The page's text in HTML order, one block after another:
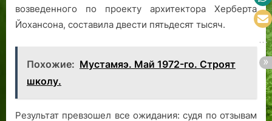
возведенного по проекту архитектора Херберта
Йохансона, составила двести пятьдесят тысяч.
Похожие: Мустамяэ. Май 1972-го. Строят
школу.
Результат превзошел все ожидания: судя по отзывам